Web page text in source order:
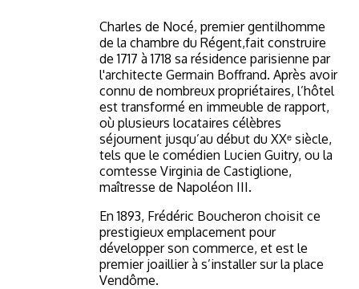
Charles de Nocé, premier gentilhomme
de la chambre du Régent,fait construire
de 1717 à 1718 sa résidence parisienne par
l'architecte Germain Boffrand. Après avoir
connu de nombreux propriétaires, l’hôtel
est transformé en immeuble de rapport,
où plusieurs locataires célèbres
séjournent jusqu’au début du XXᵉ siècle,
tels que le comédien Lucien Guitry, ou la
comtesse Virginia de Castiglione,
maîtresse de Napoléon III.
En 1893, Frédéric Boucheron choisit ce
prestigieux emplacement pour
développer son commerce, et est le
premier joaillier à s’installer sur la place
Vendôme.